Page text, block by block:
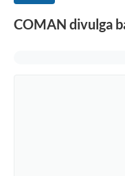
COMAN divulga